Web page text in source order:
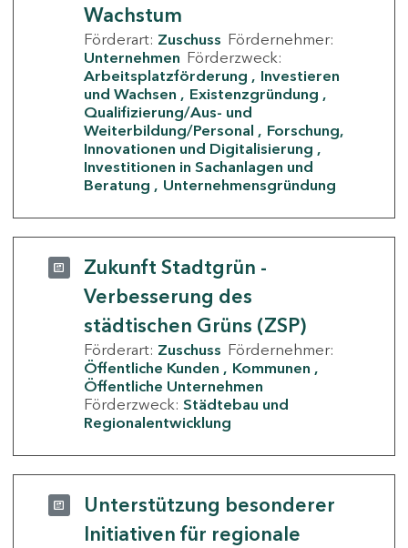
Wachstum
Förderart: Zuschuss Fördernehmer:
Unternehmen Förderzweck:
Arbeitsplatzförderung
Investieren
und Wachsen
Existenzgründung
Qualifizierung/Aus- und
Weiterbildung/Personal
Forschung,
Innovationen und Digitalisierung
Investitionen in Sachanlagen und
Beratung
Unternehmensgründung
Zukunft Stadtgrün -
Verbesserung des
städtischen Grüns (ZSP)
Förderart: Zuschuss Fördernehmer:
Öffentliche Kunden
Kommunen
Öffentliche Unternehmen
Förderzweck: Städtebau und
Regionalentwicklung
Unterstützung besonderer
Initiativen für regionale